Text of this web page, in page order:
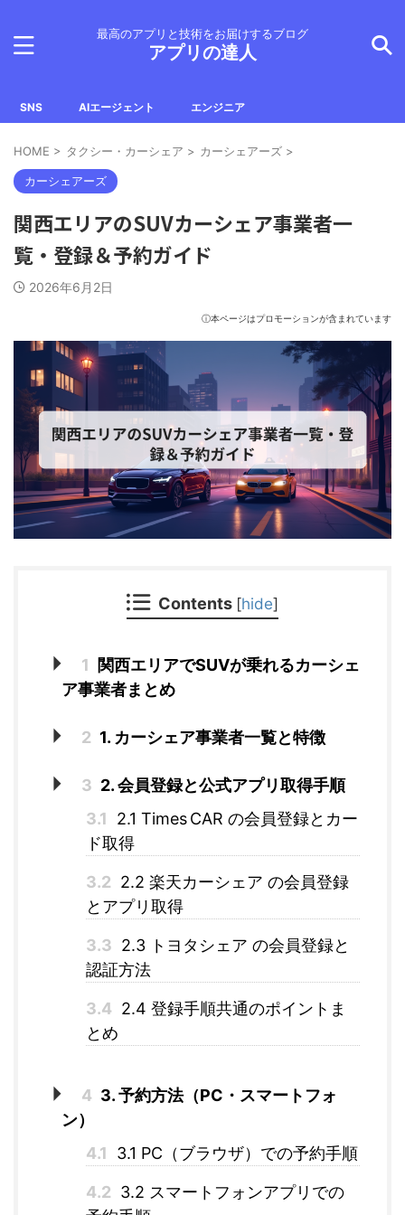
最高のアプリと技術をお届けするブログ
アプリの達人
SNS AIエージェント エンジニア
HOME > タクシー・カーシェア > カーシェアーズ >
カーシェアーズ
関西エリアのSUVカーシェア事業者一
覧・登録＆予約ガイド
2026年6月2日
ⓘ本ページはプロモーションが含まれています
Contents [hide]
1
関西エリアでSUVが乗れるカーシェ
ア事業者まとめ
2 1. カーシェア事業者一覧と特徴
3 2. 会員登録と公式アプリ取得手順
3.1
2.1 Times CAR の会員登録とカー
ド取得
3.2 2.2 楽天カーシェア の会員登録
とアプリ取得
3.3 2.3 トヨタシェア の会員登録と
認証方法
3.4 2.4 登録手順共通のポイントま
とめ
4 3. 予約方法（PC・スマートフォ
ン）
4.1
3.1 PC（ブラウザ）での予約手順
4.2 3.2 スマートフォンアプリでの